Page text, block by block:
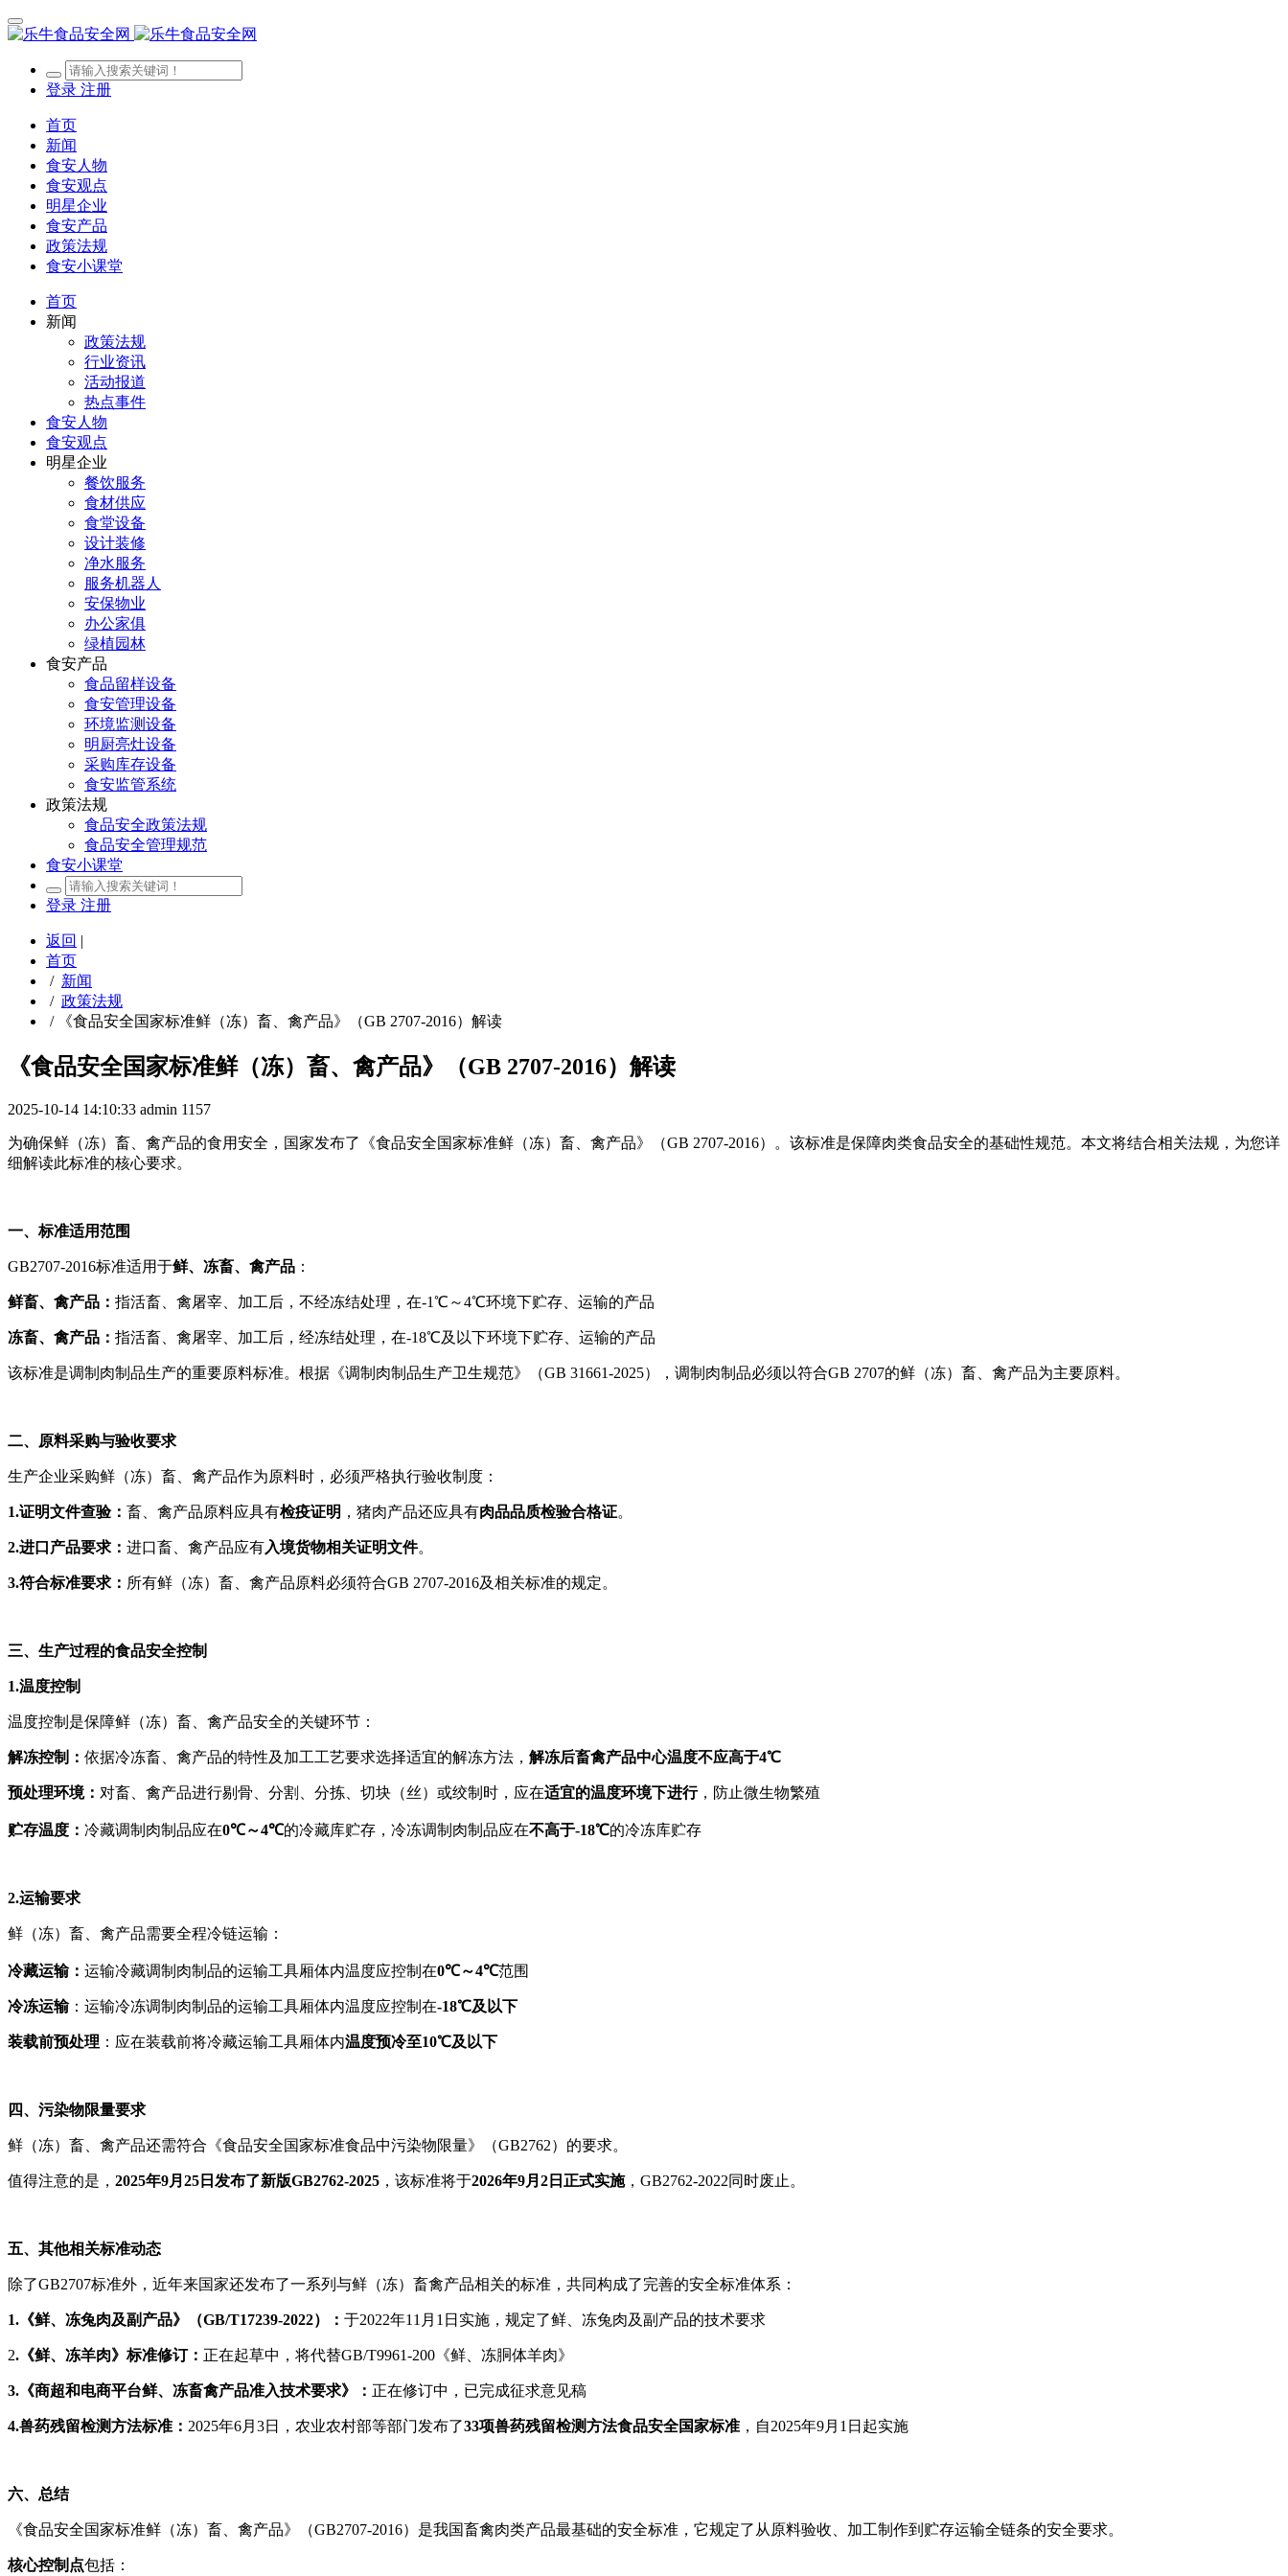
登录 注册
首页
新闻
食安人物
食安观点
明星企业
食安产品
政策法规
食安小课堂
首页
新闻
政策法规
行业资讯
活动报道
热点事件
食安人物
食安观点
明星企业
餐饮服务
食材供应
食堂设备
设计装修
净水服务
服务机器人
安保物业
办公家俱
绿植园林
食安产品
食品留样设备
食安管理设备
环境监测设备
明厨亮灶设备
采购库存设备
食安监管系统
政策法规
食品安全政策法规
食品安全管理规范
食安小课堂
登录 注册
返回 |
首页
/ 新闻
/ 政策法规
/
《食品安全国家标准鲜（冻）畜、禽产品》（GB 2707-2016）解读
《食品安全国家标准鲜（冻）畜、禽产品》（GB 2707-2016）解读
2025-10-14 14:10:33 admin 1157
为确保鲜（冻）畜、禽产品的食用安全，国家发布了《食品安全国家标准鲜（冻）畜、禽产品》（GB 2707-2016）。该标准是保障肉类食品安全的基础性规范。本文将结合相关法规，为您详
细解读此标准的核心要求。
一、标准适用范围
GB2707-2016标准适用于鲜、冻畜、禽产品 ：
鲜畜、禽产品： 指活畜、禽屠宰、加工后，不经冻结处理，在-1℃～4℃环境下贮存、运输的产品
冻畜、禽产品： 指活畜、禽屠宰、加工后，经冻结处理，在-18℃及以下环境下贮存、运输的产品
该标准是调制肉制品生产的重要原料标准。根据《调制肉制品生产卫生规范》（GB 31661-2025），调制肉制品必须以符合GB 2707的鲜（冻）畜、禽产品为主要原料。
二、原料采购与验收要求
生产企业采购鲜（冻）畜、禽产品作为原料时，必须严格执行验收制度：
1.证明文件查验： 畜、禽产品原料应具有检疫证明 ，猪肉产品还应具有肉品品质检验合格证。
2.进口产品要求： 进口畜、禽产品应有入境货物相关证明文件。
3.符合标准要求： 所有鲜（冻）畜、禽产品原料必须符合GB 2707-2016及相关标准的规定。
三、生产过程的食品安全控制
1.温度控制
温度控制是保障鲜（冻）畜、禽产品安全的关键环节：
解冻控制： 依据冷冻畜、禽产品的特性及加工工艺要求选择适宜的解冻方法， 解冻后畜禽产品中心温度不应高于4℃
预处理环境： 对畜、禽产品进行剔骨、分割、分拣、切块（丝）或绞制时，应在适宜的温度环境下进行，防止微生物繁殖
贮存温度： 冷藏调制肉制品应在0℃～4℃的冷藏库贮存，冷冻调制肉制品应在不高于-18℃的冷冻库贮存
2.运输要求
鲜（冻）畜、禽产品需要全程冷链运输：
冷藏运输： 运输冷藏调制肉制品的运输工具厢体内温度应控制在0℃～4℃范围
冷冻运输：运输冷冻调制肉制品的运输工具厢体内温度应控制在-18℃及以下
装载前预处理 ：应在装载前将冷藏运输工具厢体内温度预冷至10℃及以下
四、污染物限量要求
鲜（冻）畜、禽产品还需符合《食品安全国家标准食品中污染物限量》（GB2762）的要求。
值得注意的是， 2025年9月25日发布了新版GB2762-2025 ，该标准将于2026年9月2日正式实施，GB2762-2022同时废止。
五、其他相关标准动态
除了GB2707标准外，近年来国家还发布了一系列与鲜（冻）畜禽产品相关的标准，共同构成了完善的安全标准体系：
1.《鲜、冻兔肉及副产品》（GB/T17239-2022）： 于2022年11月1日实施，规定了鲜、冻兔肉及副产品的技术要求
2.《鲜、冻羊肉》标准修订： 正在起草中，将代替GB/T9961-200《鲜、冻胴体羊肉》
3.《商超和电商平台鲜、冻畜禽产品准入技术要求》： 正在修订中，已完成征求意见稿
4.兽药残留检测方法标准： 2025年6月3日，农业农村部等部门发布了33项兽药残留检测方法食品安全国家标准 ，自2025年9月1日起实施
六、总结
《食品安全国家标准鲜（冻）畜、禽产品》（GB2707-2016）是我国畜禽肉类产品最基础的安全标准，它规定了从原料验收、加工制作到贮存运输全链条的安全要求。
核心控制点包括：